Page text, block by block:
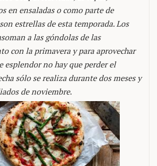
en ensaladas o como parte de
estrellas de esta temporada. Los
a las góndolas de las
con la primavera y para aprovechar
esplendor no hay que perder el
sólo se realiza durante dos meses y
de noviembre.